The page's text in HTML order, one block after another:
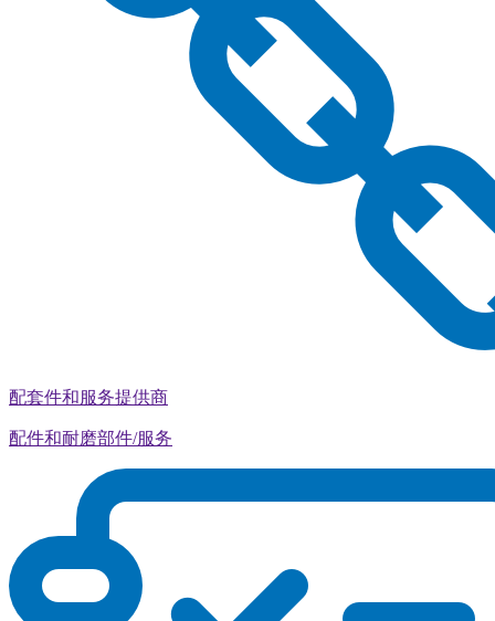
配套件和服务提供商
配件和耐磨部件/服务